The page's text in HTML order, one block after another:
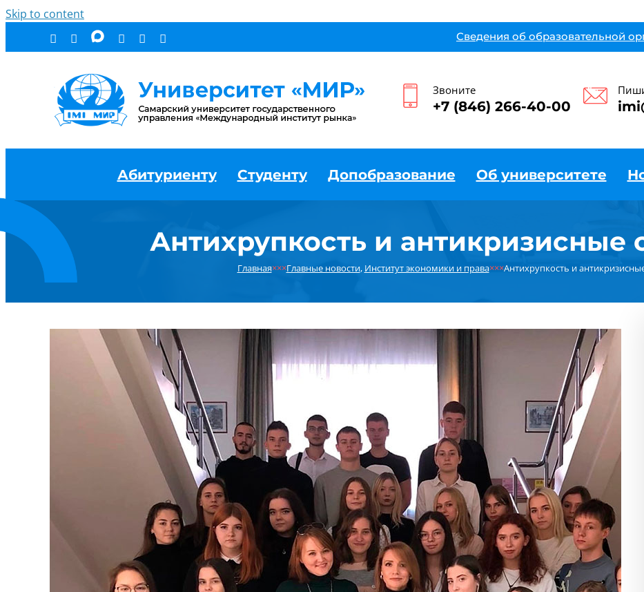
Skip to content
Сведения об образовательной
Звоните
+7 (846) 266-40-00
Абитуриенту Студенту Допобразование Об университете
Антихрупкость и антикризисные
Главная×××Главные новости, Институт экономики и права×××Антихрупкость и